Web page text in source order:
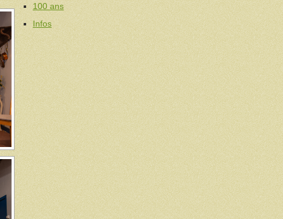
100 ans
Infos